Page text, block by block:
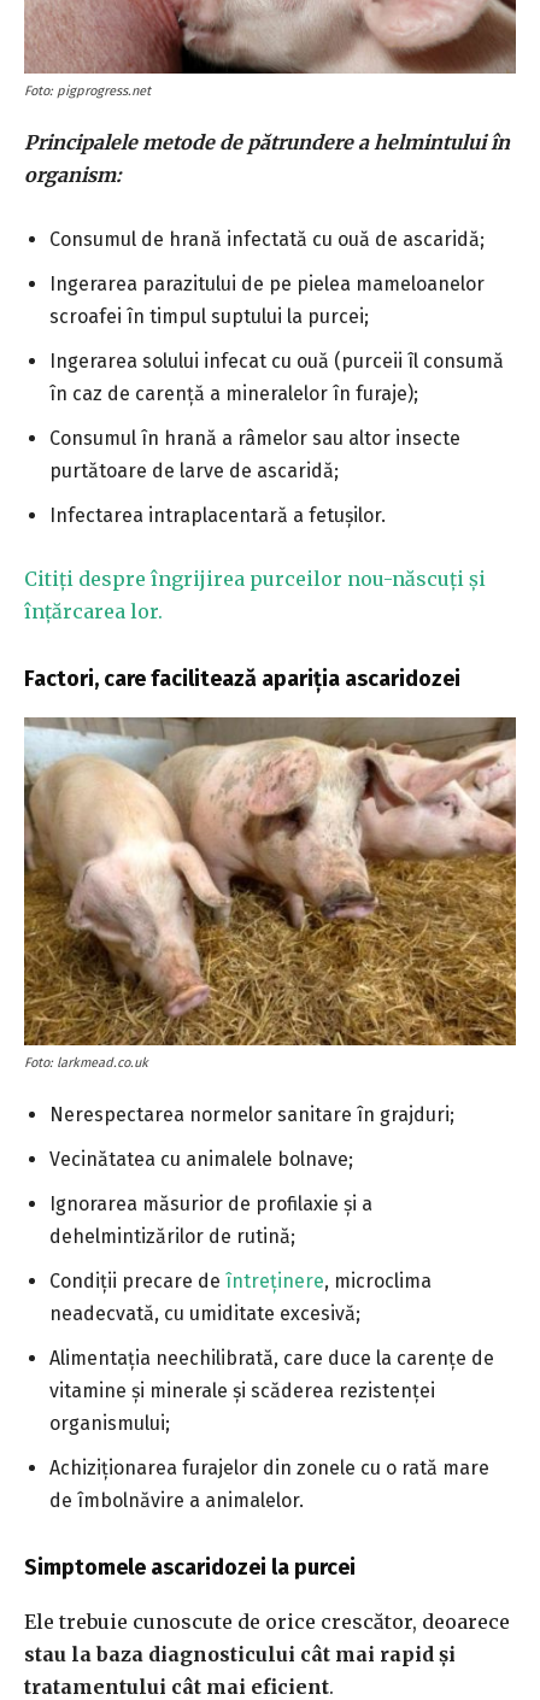
Foto: pigprogress.net
Principalele metode de pătrundere a helmintului în
organism:
Consumul de hrană infectată cu ouă de ascaridă;
Ingerarea parazitului de pe pielea mameloanelor
scroafei în timpul suptului la purcei;
Ingerarea solului infecat cu ouă (purceii îl consumă
în caz de carență a mineralelor în furaje);
Consumul în hrană a râmelor sau altor insecte
purtătoare de larve de ascaridă;
Infectarea intraplacentară a fetușilor.
Citiți despre îngrijirea purceilor nou-născuți și
înțărcarea lor.
Factori, care facilitează apariția ascaridozei
Foto: larkmead.co.uk
Nerespectarea normelor sanitare în grajduri;
Vecinătatea cu animalele bolnave;
Ignorarea măsurior de profilaxie și a
dehelmintizărilor de rutină;
Condiții precare de întreținere, microclima
neadecvată, cu umiditate excesivă;
Alimentația neechilibrată, care duce la carențe de
vitamine și minerale și scăderea rezistenței
organismului;
Achiziționarea furajelor din zonele cu o rată mare
de îmbolnăvire a animalelor.
Simptomele ascaridozei la purcei
Ele trebuie cunoscute de orice crescător, deoarece
stau la baza diagnosticului cât mai rapid și
tratamentului cât mai eficient.